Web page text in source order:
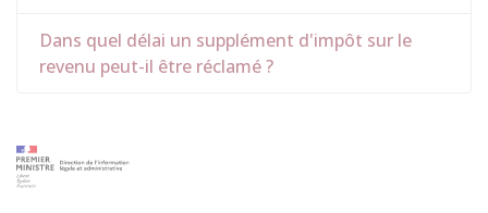
Dans quel délai un supplément d'impôt sur le
revenu peut-il être réclamé ?